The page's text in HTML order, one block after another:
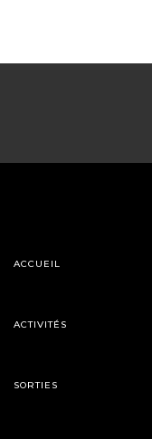
ACCUEIL
ACTIVITÉS
SORTIES